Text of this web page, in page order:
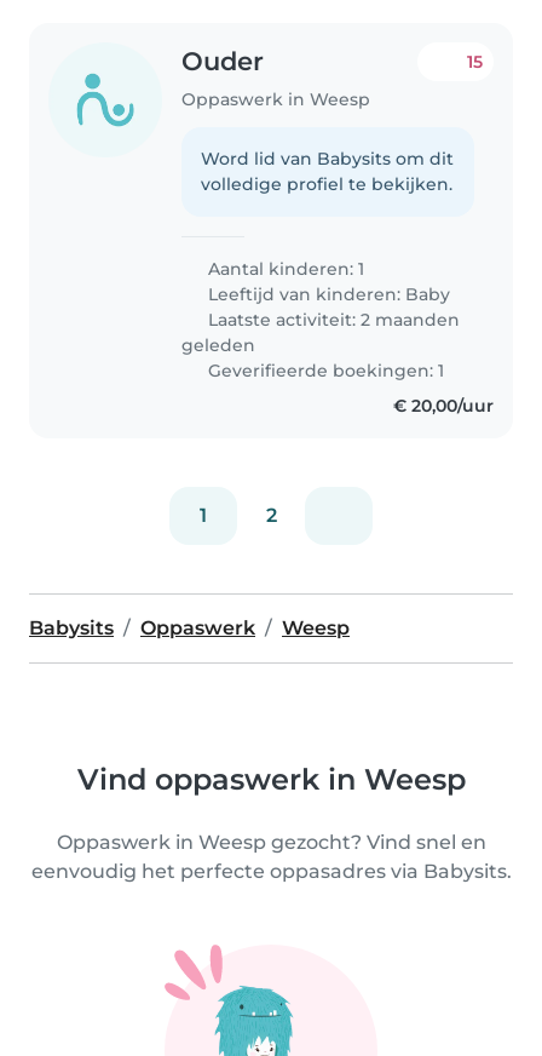
Ouder
Oppaswerk in Weesp
15
Word lid van Babysits om dit
volledige profiel te bekijken.
Aantal kinderen: 1
Leeftijd van kinderen: Baby
Laatste activiteit: 2 maanden
geleden
Geverifieerde boekingen: 1
€ 20,00/uur
1 2
Babysits Oppaswerk Weesp
Vind oppaswerk in Weesp
Oppaswerk in Weesp gezocht? Vind snel en
eenvoudig het perfecte oppasadres via Babysits.